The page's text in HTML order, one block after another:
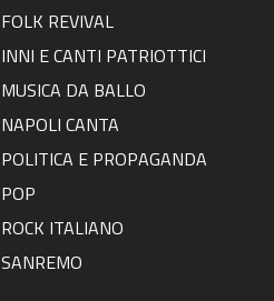
FOLK REVIVAL
INNI E CANTI PATRIOTTICI
MUSICA DA BALLO
NAPOLI CANTA
POLITICA E PROPAGANDA
POP
ROCK ITALIANO
SANREMO